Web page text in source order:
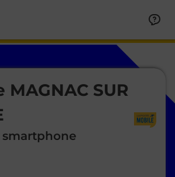
MAGNAC SUR
un nouvel onglet